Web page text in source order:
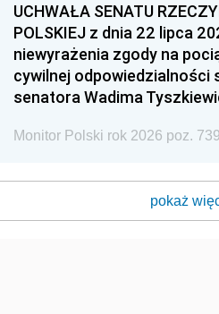
UCHWAŁA SENATU
POLSKIEJ z dnia 22 lipca
niewyrażenia zgody na
cywilnej odpowiedzialności
senatora Wadima
Monitor Polski rok 2026 poz. 739
pokaż